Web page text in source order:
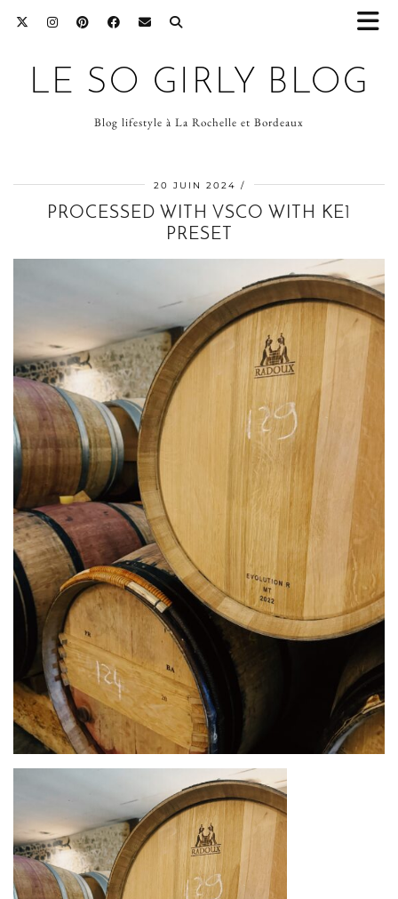
LE SO GIRLY BLOG
Blog lifestyle à La Rochelle et Bordeaux
20 JUIN 2024
PROCESSED WITH VSCO WITH KE1
PRESET